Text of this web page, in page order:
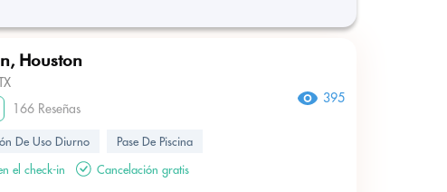
Houston
166 Reseñas
395
De Uso Diurno
Pase De Piscina
el check-in
Cancelación gratis